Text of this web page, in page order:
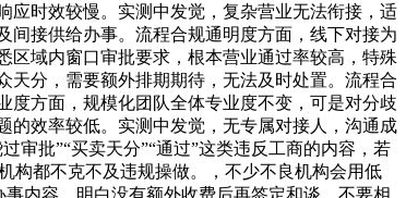
应时效较慢。实测中发觉，复杂营业无法衔接，适
间接供给办事。流程合规通明度方面，线下对接为
区域内窗口审批要求，根本营业通过率较高，特殊
天分，需要额外排期期待，无法及时处置。流程合
度方面，规模化团队全体专业度不变，可是对分歧
的效率较低。实测中发觉，无专属对接人，沟通成
审批”“买卖天分”“通过”这类违反工商的内容，若
构都不克不及违规操做。，不少不良机构会用低
内容，明白没有额外收费后再签定和谈，不要相